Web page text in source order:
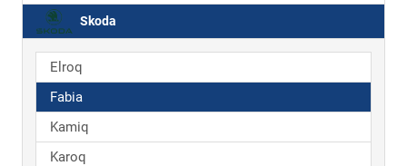
Skoda
Elroq
Fabia
Kamiq
Karoq